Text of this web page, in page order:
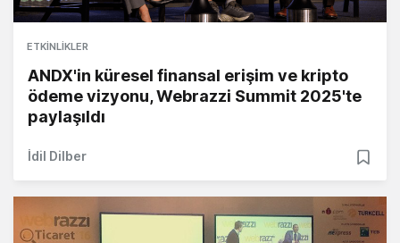
ETKINLIKLER
ANDX'in küresel finansal erişim ve kripto
ödeme vizyonu, Webrazzi Summit 2025'te
paylaşıldı
İdil Dilber